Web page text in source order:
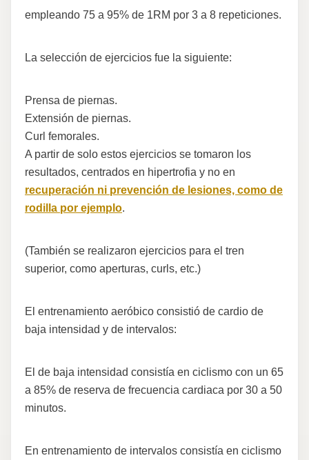
empleando 75 a 95% de 1RM por 3 a 8 repeticiones.
La selección de ejercicios fue la siguiente:
Prensa de piernas.
Extensión de piernas.
Curl femorales.
A partir de solo estos ejercicios se tomaron los
resultados, centrados en hipertrofia y no en
recuperación ni prevención de lesiones, como de
rodilla por ejemplo.
(También se realizaron ejercicios para el tren
superior, como aperturas, curls, etc.)
El entrenamiento aeróbico consistió de cardio de
baja intensidad y de intervalos:
El de baja intensidad consistía en ciclismo con un 65
a 85% de reserva de frecuencia cardiaca por 30 a 50
minutos.
En entrenamiento de intervalos consistía en ciclismo